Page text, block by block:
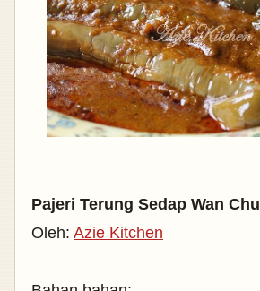
Pajeri Terung Sedap Wan Chu
Oleh: Azie Kitchen